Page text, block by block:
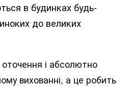
в будинках будь-
до великих
і абсолютно
вихованні, а це робить